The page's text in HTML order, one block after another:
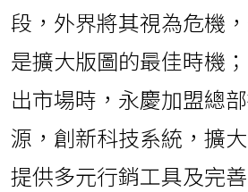
段，外界將其視為危機
是擴大版圖的最佳時機
出市場時，永慶加盟總
源，創新科技系統，擴
提供多元行銷工具及完